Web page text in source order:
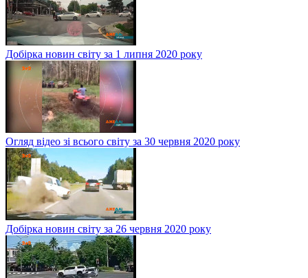
Добірка новин світу за 1 липня 2020 року
Огляд відео зі всього світу за 30 червня 2020 року
Добірка новин світу за 26 червня 2020 року